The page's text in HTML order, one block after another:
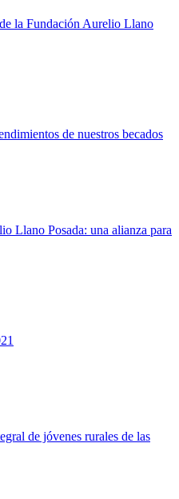
la Fundación Aurelio Llano
de nuestros becados
Llano Posada: una alianza para
de jóvenes rurales de las